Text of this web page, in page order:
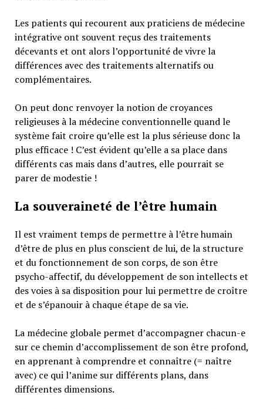
Les patients qui recourent aux praticiens de médecine
intégrative ont souvent reçus des traitements
décevants et ont alors l’opportunité de vivre la
différences avec des traitements alternatifs ou
complémentaires.
On peut donc renvoyer la notion de croyances
religieuses à la médecine conventionnelle quand le
système fait croire qu’elle est la plus sérieuse donc la
plus efficace ! C’est évident qu’elle a sa place dans
différents cas mais dans d’autres, elle pourrait se
parer de modestie !
La souveraineté de l’être humain
Il est vraiment temps de permettre à l’être humain
d’être de plus en plus conscient de lui, de la structure
et du fonctionnement de son corps, de son être
psycho-affectif, du développement de son intellects et
des voies à sa disposition pour lui permettre de croître
et de s’épanouir à chaque étape de sa vie.
La médecine globale permet d’accompagner chacun-e
sur ce chemin d’accomplissement de son être profond,
en apprenant à comprendre et connaître (= naître
avec) ce qui l’anime sur différents plans, dans
différentes dimensions.